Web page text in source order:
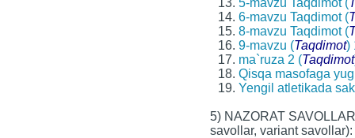
13. 5-mavzu Taqdimot (
14. 6-mavzu Taqdimot (
15. 8-mavzu Taqdimot (
16. 9-mavzu (Taqdimot)
17. ma`ruza 2 (Taqdimot
18. Qisqa masofaga
19. Yengil atletikada
5) NAZORAT
savollar, variant savollar):